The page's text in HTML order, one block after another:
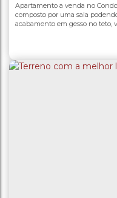
Total:66 .00m²
Apartamento a venda no
composto por uma sala
acabamento em gesso no teto,
cozinha americana com
armários, banheiro social com